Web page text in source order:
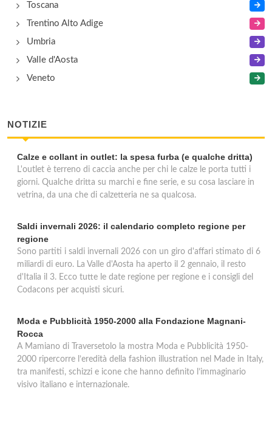
Toscana
Trentino Alto Adige
Umbria
Valle d'Aosta
Veneto
NOTIZIE
Calze e collant in outlet: la spesa furba (e qualche dritta)
L'outlet è terreno di caccia anche per chi le calze le porta tutti i
giorni. Qualche dritta su marchi e fine serie, e su cosa lasciare in
vetrina, da una che di calzetteria ne sa qualcosa.
Saldi invernali 2026: il calendario completo regione per
regione
Sono partiti i saldi invernali 2026 con un giro d'affari stimato di 6
miliardi di euro. La Valle d'Aosta ha aperto il 2 gennaio, il resto
d'Italia il 3. Ecco tutte le date regione per regione e i consigli del
Codacons per acquisti sicuri.
Moda e Pubblicità 1950-2000 alla Fondazione Magnani-
Rocca
A Mamiano di Traversetolo la mostra Moda e Pubblicità 1950-
2000 ripercorre l’eredità della fashion illustration nel Made in Italy,
tra manifesti, schizzi e icone che hanno definito l’immaginario
visivo italiano e internazionale.